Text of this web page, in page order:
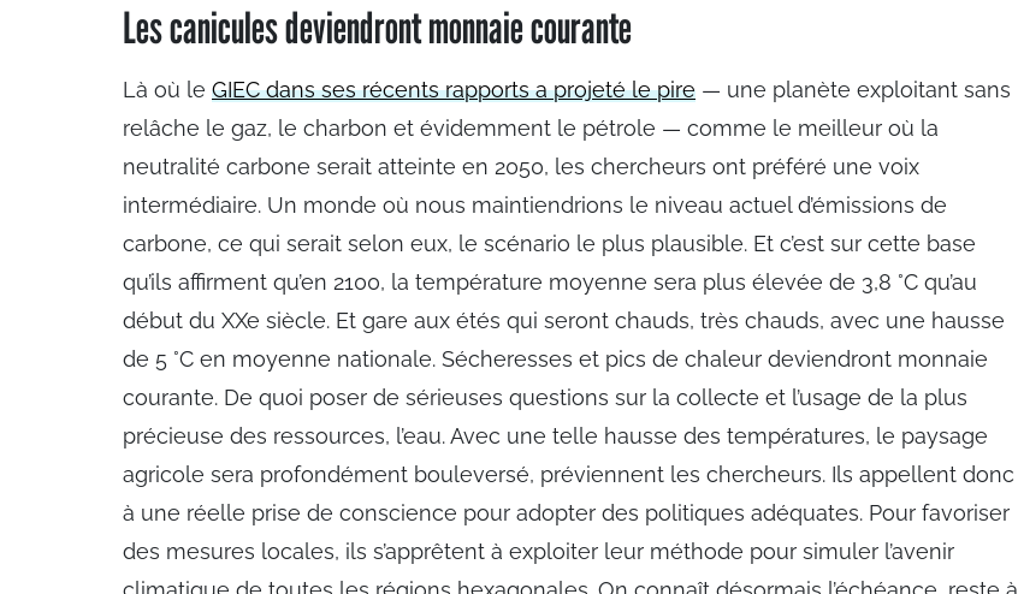
Les canicules deviendront monnaie courante
Là où le GIEC dans ses récents rapports a projeté le pire — une planète exploitant sans
relâche le gaz, le charbon et évidemment le pétrole — comme le meilleur où la
neutralité carbone serait atteinte en 2050, les chercheurs ont préféré une voix
intermédiaire. Un monde où nous maintiendrions le niveau actuel d’émissions de
carbone, ce qui serait selon eux, le scénario le plus plausible. Et c’est sur cette base
qu’ils affirment qu’en 2100, la température moyenne sera plus élevée de 3,8 °C qu’au
début du XXe siècle. Et gare aux étés qui seront chauds, très chauds, avec une hausse
de 5 °C en moyenne nationale. Sécheresses et pics de chaleur deviendront monnaie
courante. De quoi poser de sérieuses questions sur la collecte et l’usage de la plus
précieuse des ressources, l’eau. Avec une telle hausse des températures, le paysage
agricole sera profondément bouleversé, préviennent les chercheurs. Ils appellent donc
à une réelle prise de conscience pour adopter des politiques adéquates. Pour favoriser
des mesures locales, ils s’apprêtent à exploiter leur méthode pour simuler l’avenir